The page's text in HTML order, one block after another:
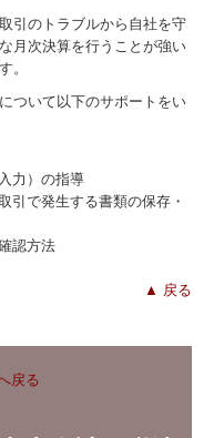
引のトラブルから自社を守
月次決算を行うことが強い
。
ついて以下のサポートをい
力）の指導
引で発生する書類の保存・
認方法
▲ 戻る